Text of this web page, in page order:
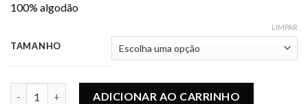
100% algodão
TAMANHO
LIMPAR
ADICIONAR AO CARRINHO